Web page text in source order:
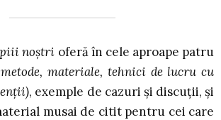
noștri oferă în cele aproape patru
metode, materiale, tehnici de lucru cu
, exemple de cazuri și discuții, și
musai de citit pentru cei care